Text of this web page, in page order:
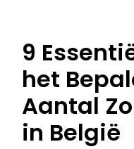
9
het
Aantal
in België